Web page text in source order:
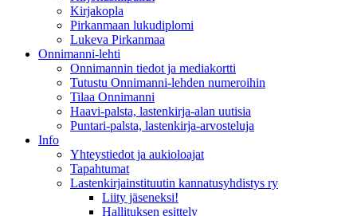
Kirjakopla
Pirkanmaan lukudiplomi
Lukeva Pirkanmaa
Onnimanni-lehti
Onnimannin tiedot ja mediakortti
Tutustu Onnimanni-lehden numeroihin
Tilaa Onnimanni
Haavi-palsta, lastenkirja-alan uutisia
Puntari-palsta, lastenkirja-arvosteluja
Info
Yhteystiedot ja aukioloajat
Tapahtumat
Lastenkirjainstituutin kannatusyhdistys ry
Liity jäseneksi!
Hallituksen esittely